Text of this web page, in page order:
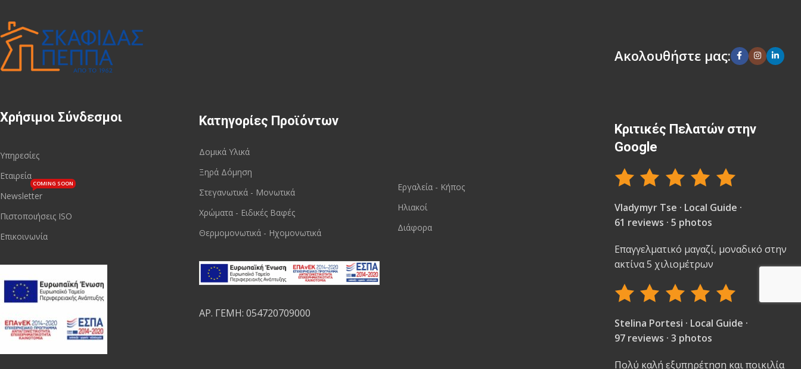
Χρήσιμοι Σύνδεσμοι
Υπηρεσίες
Εταιρεία
Newsletter
COMING SOON
Πιστοποιήσεις ISO
Επικοινωνία
Κατηγορίες Προϊόντων
Δομικά Υλικά
Ξηρά Δόμηση
Στεγανωτικά - Μονωτικά
Χρώματα - Ειδικές Βαφές
Θερμομονωτικά - Ηχομονωτικά
ΑΡ. ΓΕΜΗ: 054720709000
Εργαλεία - Κήπος
Ηλιακοί
Διάφορα
Ακολουθήστε μας:
Κριτικές Πελατών στην
Google
Vladymyr Tse · Local Guide ·
61 reviews · 5 photos
Επαγγελματικό μαγαζί, μοναδικό στην
ακτίνα 5 χιλιομέτρων
Stelina Portesi · Local Guide ·
97 reviews · 3 photos
Πολύ καλή εξυπηρέτηση και ποικιλία